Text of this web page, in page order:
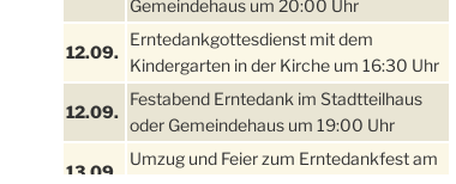
Gemeindehaus um 20:00 Uhr
12.09.
Erntedankgottesdienst mit dem
Kindergarten in der Kirche um 16:30 Uhr
12.09.
Festabend Erntedank im Stadtteilhaus
oder Gemeindehaus um 19:00 Uhr
13.09.
Umzug und Feier zum Erntedankfest am